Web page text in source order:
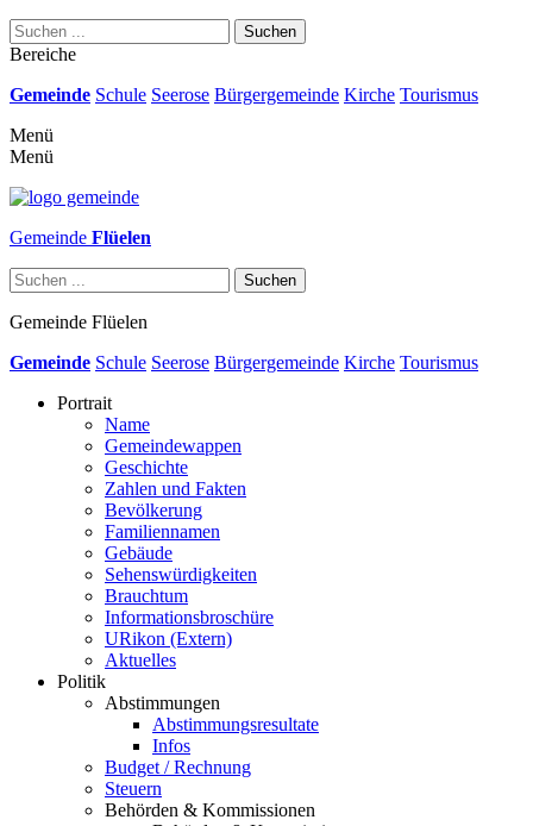
Suchen
Bereiche
Gemeinde Schule Seerose Bürgergemeinde Kirche Tourismus
Menü
Menü
Gemeinde Flüelen
Suchen
Gemeinde Flüelen
Gemeinde Schule Seerose Bürgergemeinde Kirche Tourismus
Portrait
Name
Gemeindewappen
Geschichte
Zahlen und Fakten
Bevölkerung
Familiennamen
Gebäude
Sehenswürdigkeiten
Brauchtum
Informationsbroschüre
URikon (Extern)
Aktuelles
Politik
Abstimmungen
Abstimmungsresultate
Infos
Budget / Rechnung
Steuern
Behörden & Kommissionen